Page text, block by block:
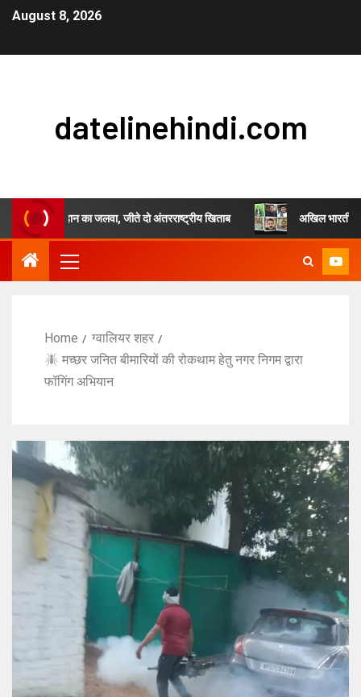
August 8, 2026
datelinehindi.com
चौहान का जलवा, जीते दो अंतरराष्ट्रीय खिताब अखिल भारतीय स्वर्णकार
Home
ग्वालियर शहर
मच्छर जनित बीमारियों की रोकथाम हेतु नगर निगम द्वारा
फॉगिंग अभियान